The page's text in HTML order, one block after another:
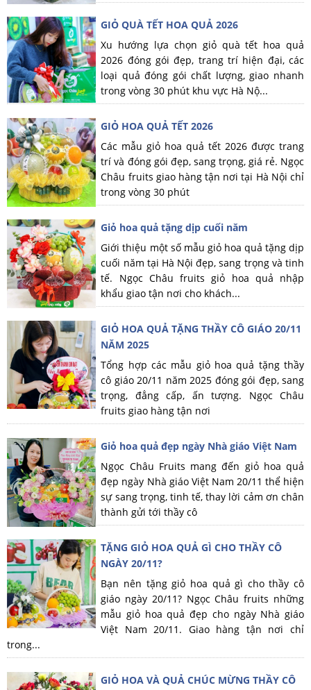
GIỎ QUÀ TẾT HOA QUẢ 2026
Xu hướng lựa chọn giỏ quà tết hoa quả
2026 đóng gói đẹp, trang trí hiện đại, các
loại quả đóng gói chất lượng, giao nhanh
trong vòng 30 phút khu vực Hà Nộ...
GIỎ HOA QUẢ TẾT 2026
Các mẫu giỏ hoa quả tết 2026 được trang
trí và đóng gói đẹp, sang trọng, giá rẻ. Ngọc
Châu fruits giao hàng tận nơi tại Hà Nội chỉ
trong vòng 30 phút
Giỏ hoa quả tặng dịp cuối năm
Giới thiệu một số mẫu giỏ hoa quả tặng dịp
cuối năm tại Hà Nội đẹp, sang trọng và tinh
tế. Ngọc Châu fruits giỏ hoa quả nhập
khẩu giao tận nơi cho khách...
GIỎ HOA QUẢ TẶNG THẦY CÔ GIÁO 20/11
NĂM 2025
Tổng hợp các mẫu giỏ hoa quả tặng thầy
cô giáo 20/11 năm 2025 đóng gói đẹp, sang
trọng, đẳng cấp, ấn tượng. Ngọc Châu
fruits giao hàng tận nơi
Giỏ hoa quả đẹp ngày Nhà giáo Việt Nam
Ngọc Châu Fruits mang đến giỏ hoa quả
đẹp ngày Nhà giáo Việt Nam 20/11 thể hiện
sự sang trọng, tinh tế, thay lời cảm ơn chân
thành gửi tới thầy cô
TẶNG GIỎ HOA QUẢ GÌ CHO THẦY CÔ
NGÀY 20/11?
Bạn nên tặng giỏ hoa quả gì cho thầy cô
giáo ngày 20/11? Ngọc Châu fruits những
mẫu giỏ hoa quả đẹp cho ngày Nhà giáo
Việt Nam 20/11. Giao hàng tận nơi chỉ
trong...
GIỎ HOA VÀ QUẢ CHÚC MỪNG THẦY CÔ